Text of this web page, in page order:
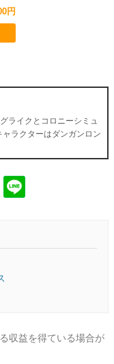
円
ライクとコロニーシミュ
ラクターはダンガンロン
収益を得ている場合が